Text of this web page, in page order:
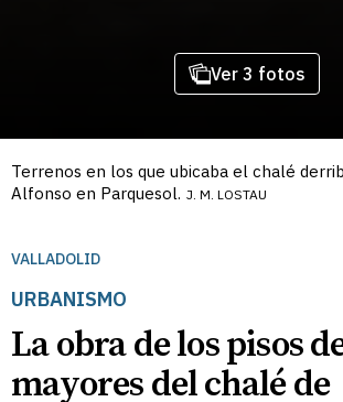
Ver 3 fotos
Terrenos en los que ubicaba el chalé
Alfonso en Parquesol. J. M. LOSTAU
VALLADOLID
URBANISMO
La obra de los pisos
mayores del chalé de